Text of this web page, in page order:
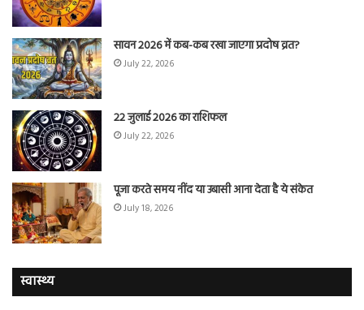
सावन 2026 में कब-कब रखा जाएगा प्रदोष व्रत?
July 22, 2026
22 जुलाई 2026 का राशिफल
July 22, 2026
पूजा करते समय नींद या उबासी आना देता है ये संकेत
July 18, 2026
स्वास्थ्य